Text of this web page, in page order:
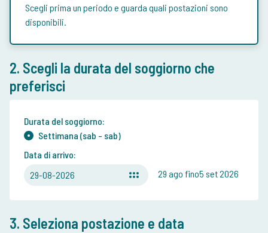
Scegli prima un periodo e guarda quali postazioni sono
disponibili.
2. Scegli la durata del soggiorno che
preferisci
Durata del soggiorno:
Settimana (sab - sab)
Data di arrivo:
29-08-2026
29 ago fino5 set 2026
3. Seleziona postazione e data